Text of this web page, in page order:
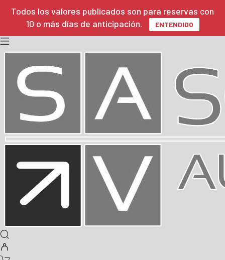
Todos los valores publicados son para reservas con
10 o más días de anticipación.
ENTENDIDO